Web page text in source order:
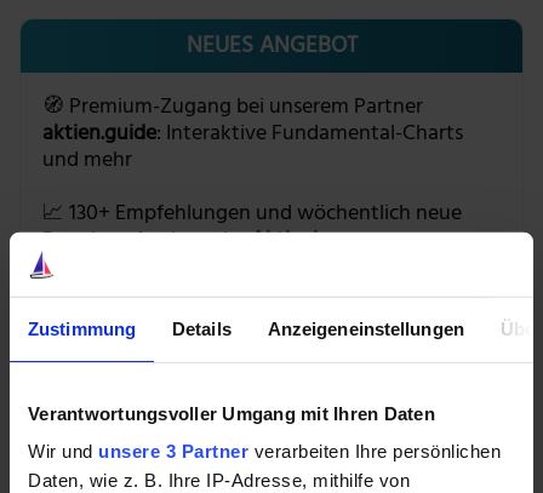
Zustimmung Details Anzeigeneinstellungen
Verantwortungsvoller Umgang mit Ihren Daten
Wir und unsere 3 Partner verarbeiten Ihre persönlichen
Daten, wie z. B. Ihre IP-Adresse, mithilfe von
NEUES ANGEBOT
🧭 Premium-Zugang bei unserem Partner
aktien.guide: Interaktive Fundamental-Charts
und mehr
📈 130+ Empfehlungen und wöchentlich neue
Premium-Analysen imAktienkompass
MercadoLibre
+1630,36%
💰 Mit39 % Rabattauf beide Produkte